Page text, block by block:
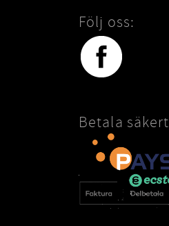
Följ oss:
Betala säkert